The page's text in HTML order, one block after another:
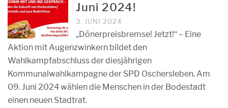
Juni 2024!
3. JUNI 2024
„Dönerpreisbremse! Jetzt!“ – Eine
Aktion mit Augenzwinkern bildet den
Wahlkampfabschluss der diesjährigen
Kommunalwahlkampagne der SPD Oschersleben. Am
09. Juni 2024 wählen die Menschen in der Bodestadt
einen neuen Stadtrat.